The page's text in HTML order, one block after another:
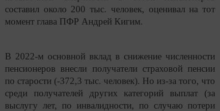
составил около 200 тыс. человек, оценивал на тот
момент глава ПФР Андрей Кигим.
В 2022-м основной вклад в снижение численности
пенсионеров внесли получатели страховой пенсии
по старости (-372,3 тыс. человек). Но из-за того, что
среди получателей других категорий выплат (за
выслугу лет, по инвалидности, по случаю потери